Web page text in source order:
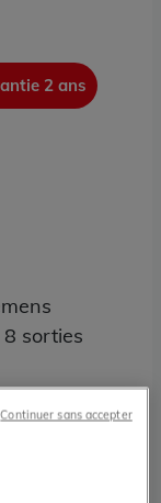
2 ans
sorties
Continuer sans accepter